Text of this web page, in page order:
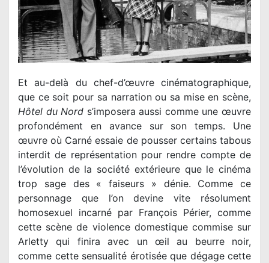
Et au-delà du chef-d’œuvre cinématographique,
que ce soit pour sa narration ou sa mise en scène,
Hôtel du Nord s’imposera aussi comme une œuvre
profondément en avance sur son temps. Une
œuvre où Carné essaie de pousser certains tabous
interdit de représentation pour rendre compte de
l’évolution de la société extérieure que le cinéma
trop sage des « faiseurs » dénie. Comme ce
personnage que l’on devine vite résolument
homosexuel incarné par François Périer, comme
cette scène de violence domestique commise sur
Arletty qui finira avec un œil au beurre noir,
comme cette sensualité érotisée que dégage cette